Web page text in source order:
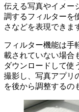
伝える写真やイメー
調するフィルターを
さなどを表現できま
フィルター機能は手
載されていない場合
ダウンロードして使
撮影し、写真アプリ
を後から調整するの